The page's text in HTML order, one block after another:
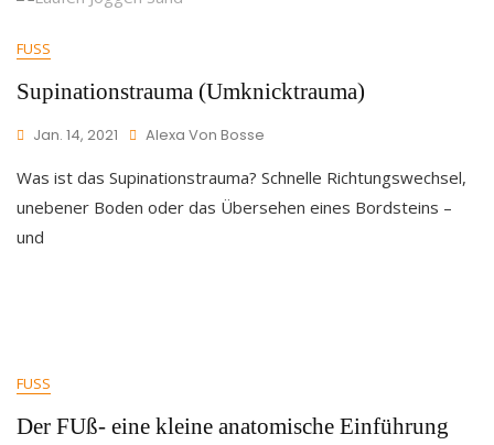
FUSS
Supinationstrauma (Umknicktrauma)
Jan. 14, 2021 Alexa Von Bosse
Was ist das Supinationstrauma? Schnelle Richtungswechsel,
unebener Boden oder das Übersehen eines Bordsteins –
und
FUSS
Der FUß- eine kleine anatomische Einführung